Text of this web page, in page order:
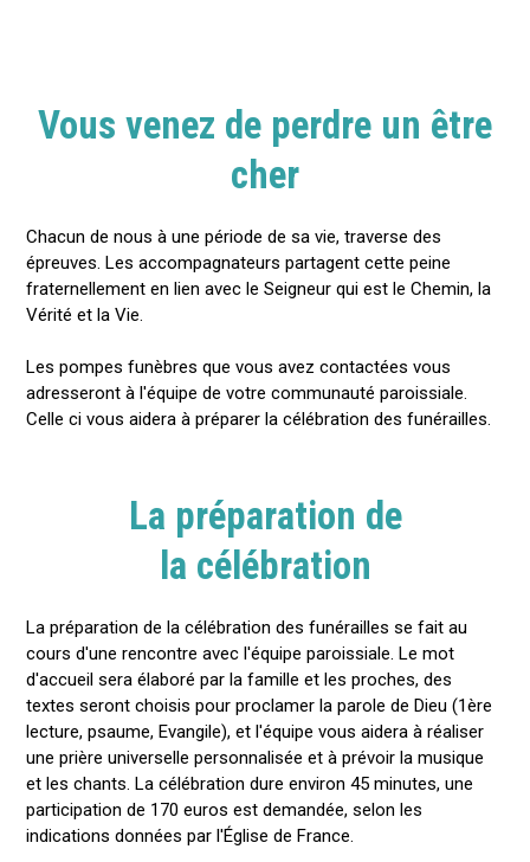
Vous venez de perdre un être
cher
Chacun de nous à une période de sa vie, traverse des
épreuves. Les accompagnateurs partagent cette peine
fraternellement en lien avec le Seigneur qui est le Chemin, la
Vérité et la Vie.
Les pompes funèbres que vous avez contactées vous
adresseront à l'équipe de votre communauté paroissiale.
Celle ci vous aidera à préparer la célébration des funérailles.
La préparation de
la célébration
La préparation de la célébration des funérailles se fait au
cours d'une rencontre avec l'équipe paroissiale. Le mot
d'accueil sera élaboré par la famille et les proches, des
textes seront choisis pour proclamer la parole de Dieu (1ère
lecture, psaume, Evangile), et l'équipe vous aidera à réaliser
une prière universelle personnalisée et à prévoir la musique
et les chants. La célébration dure environ 45 minutes, une
participation de 170 euros est demandée, selon les
indications données par l'Église de France.